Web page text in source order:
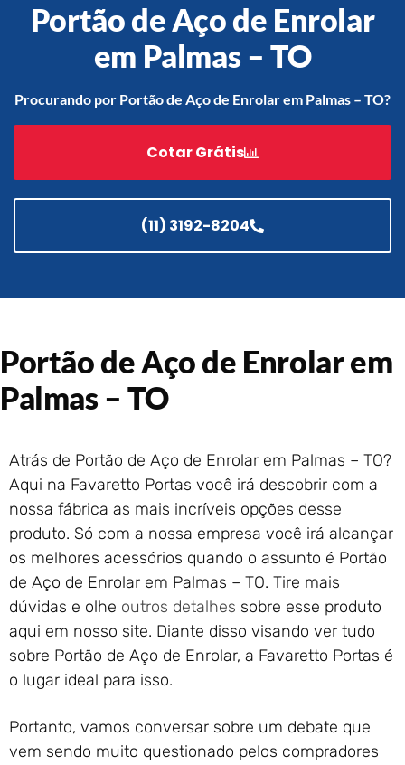
Enrolar em Teresópolis – RJ
Portão de Garagem de
Aldeia – RJ
Portão de Garagem de
Enrolar em São João de
Meriti – RJ
Portão de Garagem de
Portão de Garagem de
Enrolar em Queimados – RJ
Enrolar em Paraty – RJ
Portão de Garagem de
Enrolar em Nova Iguaçu – RJ
Portão de Garagem de
Enrolar em Nova Friburgo –
Portão de Aço de Enrolar
em Palmas – TO
Procurando por Portão de Aço de Enrolar em Palmas – TO?
Cotar Grátis
(11) 3192-8204
Portão de Aço de Enrolar em
Palmas – TO
Atrás de Portão de Aço de Enrolar em Palmas – TO?
Aqui na Favaretto Portas você irá descobrir com a
nossa fábrica as mais incríveis opções desse
produto. Só com a nossa empresa você irá alcançar
os melhores acessórios quando o assunto é Portão
de Aço de Enrolar em Palmas – TO. Tire mais
dúvidas e olhe outros detalhes sobre esse produto
aqui em nosso site. Diante disso visando ver tudo
sobre Portão de Aço de Enrolar, a Favaretto Portas é
o lugar ideal para isso.
Portanto, vamos conversar sobre um debate que
vem sendo muito questionado pelos compradores